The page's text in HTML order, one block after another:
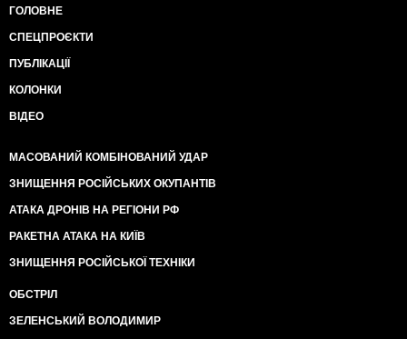
ГОЛОВНЕ
СПЕЦПРОЄКТИ
ПУБЛІКАЦІЇ
КОЛОНКИ
ВІДЕО
МАСОВАНИЙ КОМБІНОВАНИЙ УДАР
ЗНИЩЕННЯ РОСІЙСЬКИХ ОКУПАНТІВ
АТАКА ДРОНІВ НА РЕГІОНИ РФ
РАКЕТНА АТАКА НА КИЇВ
ЗНИЩЕННЯ РОСІЙСЬКОЇ ТЕХНІКИ
ОБСТРІЛ
ЗЕЛЕНСЬКИЙ ВОЛОДИМИР